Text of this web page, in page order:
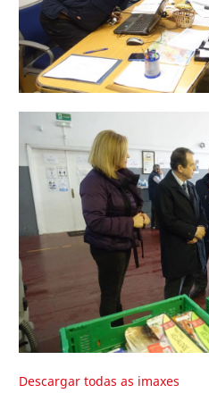
Descargar todas as imaxes